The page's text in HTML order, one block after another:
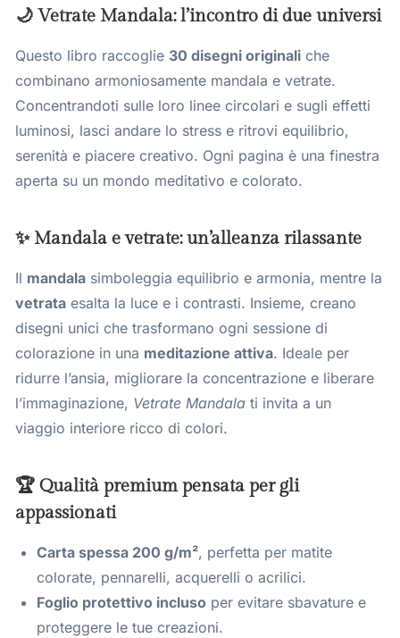
🌙 Vetrate Mandala: l’incontro di due universi
Questo libro raccoglie 30 disegni originali che
combinano armoniosamente mandala e vetrate.
Concentrandoti sulle loro linee circolari e sugli effetti
luminosi, lasci andare lo stress e ritrovi equilibrio,
serenità e piacere creativo. Ogni pagina è una finestra
aperta su un mondo meditativo e colorato.
✨ Mandala e vetrate: un’alleanza rilassante
Il mandala simboleggia equilibrio e armonia, mentre la
vetrata esalta la luce e i contrasti. Insieme, creano
disegni unici che trasformano ogni sessione di
colorazione in una meditazione attiva. Ideale per
ridurre l’ansia, migliorare la concentrazione e liberare
l’immaginazione, Vetrate Mandala ti invita a un
viaggio interiore ricco di colori.
🏆 Qualità premium pensata per gli
appassionati
Carta spessa 200 g/m², perfetta per matite
colorate, pennarelli, acquerelli o acrilici.
Foglio protettivo incluso per evitare sbavature e
proteggere le tue creazioni.